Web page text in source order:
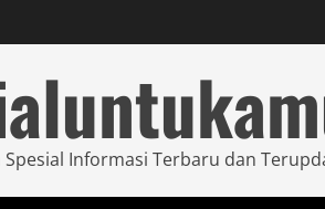
Spesial Informasi Terbaru dan